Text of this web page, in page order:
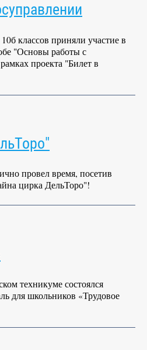
классов приняли участие в
"Основы работы с
проекта "Билет в
провел время, посетив
цирка ДельТоро"!
техникуме состоялся
для школьников «Трудовое